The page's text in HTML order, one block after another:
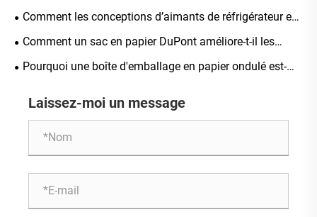
commodité et la durabilité ?
Comment les conceptions d’aimants de réfrigérateur en
bois peuvent-elles améliorer la décoration intérieure et
Comment un sac en papier DuPont améliore-t-il les
performances de l'emballage ?
Pourquoi une boîte d'emballage en papier ondulé est-
produits ?
Laissez-moi un message